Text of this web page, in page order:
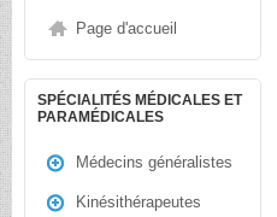
Page d'accueil
SPÉCIALITÉS MÉDICALES ET
PARAMÉDICALES
Médecins généralistes
Kinésithérapeutes